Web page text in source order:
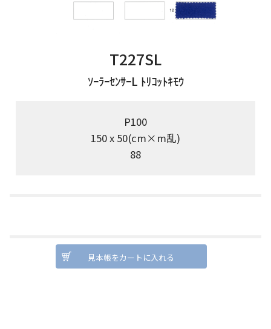
T227SL
ｿｰﾗｰｾﾝｻｰL ﾄﾘｺｯﾄｷﾓｳ
P100
150 x 50(cm×m乱)
88
見本帳をカートに入れる